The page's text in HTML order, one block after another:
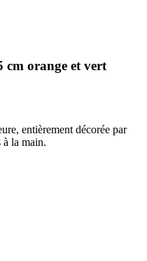
cm orange et vert
entièrement décorée par
la main.